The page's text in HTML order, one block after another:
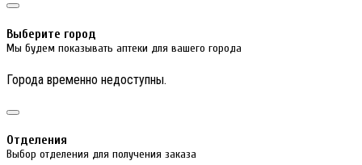
Выберите город
Мы будем показывать аптеки для вашего города
Города временно недоступны.
Отделения
Выбор отделения для получения заказа